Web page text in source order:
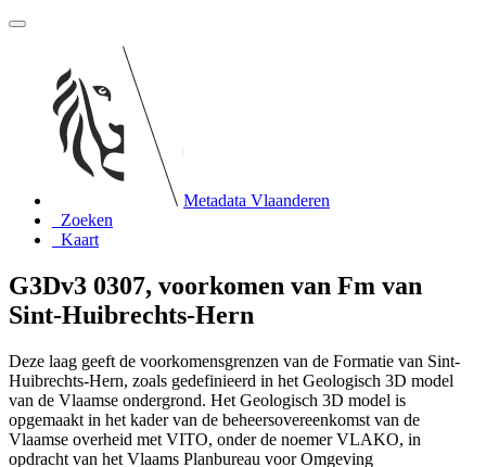
Metadata Vlaanderen
Zoeken
Kaart
G3Dv3 0307, voorkomen van Fm van
Sint-Huibrechts-Hern
Deze laag geeft de voorkomensgrenzen van de Formatie van Sint-
Huibrechts-Hern, zoals gedefinieerd in het Geologisch 3D model
van de Vlaamse ondergrond. Het Geologisch 3D model is
opgemaakt in het kader van de beheersovereenkomst van de
Vlaamse overheid met VITO, onder de noemer VLAKO, in
opdracht van het Vlaams Planbureau voor Omgeving